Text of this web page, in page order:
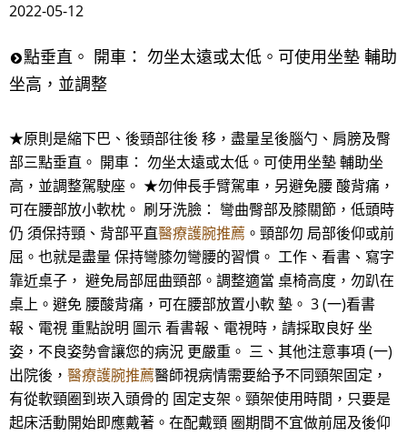
2022-05-12
點垂直。 開車： 勿坐太遠或太低。可使用坐墊 輔助
坐高，並調整
★原則是縮下巴、後頸部往後 移，盡量呈後腦勺、肩膀及臀
部三點垂直。 開車： 勿坐太遠或太低。可使用坐墊 輔助坐
高，並調整駕駛座。 ★勿伸長手臂駕車，另避免腰 酸背痛，
可在腰部放小軟枕。 刷牙洗臉： 彎曲臀部及膝關節，低頭時
仍 須保持頸、背部平直醫療護腕推薦 。頸部勿 局部後仰或前
屈。也就是盡量 保持彎膝勿彎腰的習慣。 工作、看書、寫字
靠近桌子， 避免局部屈曲頸部。調整適當 桌椅高度，勿趴在
桌上。避免 腰酸背痛，可在腰部放置小軟 墊。 3 (一)看書
報、電視 重點說明 圖示 看書報、電視時，請採取良好 坐
姿，不良姿勢會讓您的病況 更嚴重。 三、其他注意事項 (一)
出院後， 醫療護腕推薦醫師視病情需要給予不同頸架固定，
有從軟頸圈到崁入頭骨的 固定支架。頸架使用時間，只要是
起床活動開始即應戴著。在配戴頸 圈期間不宜做前屈及後仰